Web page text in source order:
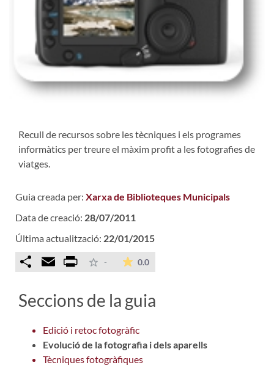
Recull de recursos sobre les tècniques i els programes
informàtics per treure el màxim profit a les fotografies de
viatges.
Guia creada per: Xarxa de Biblioteques Municipals
Data de creació: 28/07/2011
Última actualització: 22/01/2015
Comparteix
Email Print - 0.0La mitjana de les valoracions
Seccions de la guia
Edició i retoc fotogràfic
Evolució de la fotografia i dels aparells
Tècniques fotogràfiques